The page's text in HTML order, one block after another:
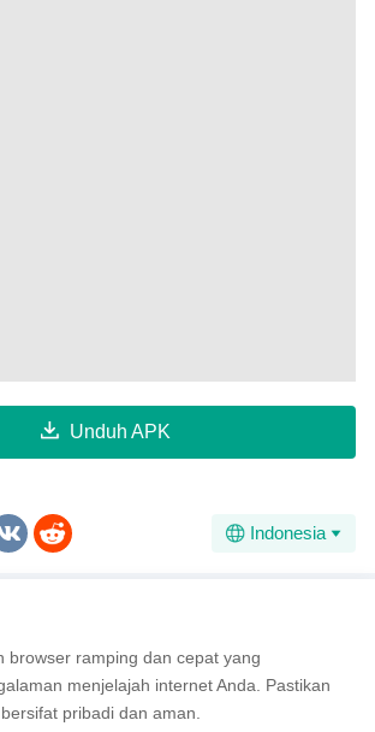
Unduh APK
Indonesia
browser ramping dan cepat yang
menjelajah internet Anda. Pastikan
pribadi dan aman.